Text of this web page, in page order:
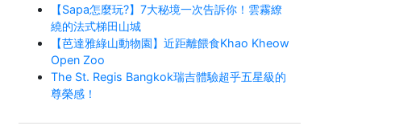
【Sapa怎麼玩?】7大秘境一次告訴你！雲霧繚
繞的法式梯田山城
【芭達雅綠山動物園】近距離餵食Khao Kheow
Open Zoo
The St. Regis Bangkok瑞吉體驗超乎五星級的
尊榮感！